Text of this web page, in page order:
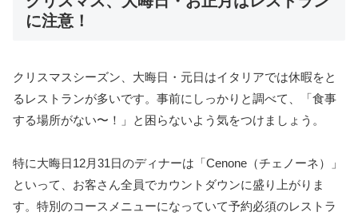
に注意！
クリスマスシーズン、大晦日・元日はイタリアでは休暇をと
るレストランが多いです。事前にしっかりと調べて、「食事
する場所がない〜！」と困らないよう気をつけましょう。
特に大晦日12月31日のディナーは「Cenone（チェノーネ）」
といって、お客さん全員でカウントダウンに盛り上がりま
す。特別のコースメニューになっていて予約必須のレストラ